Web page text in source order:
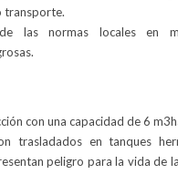
transporte.
las normas locales en
con una capacidad de 6
trasladados en tanques
peligro para la vida de